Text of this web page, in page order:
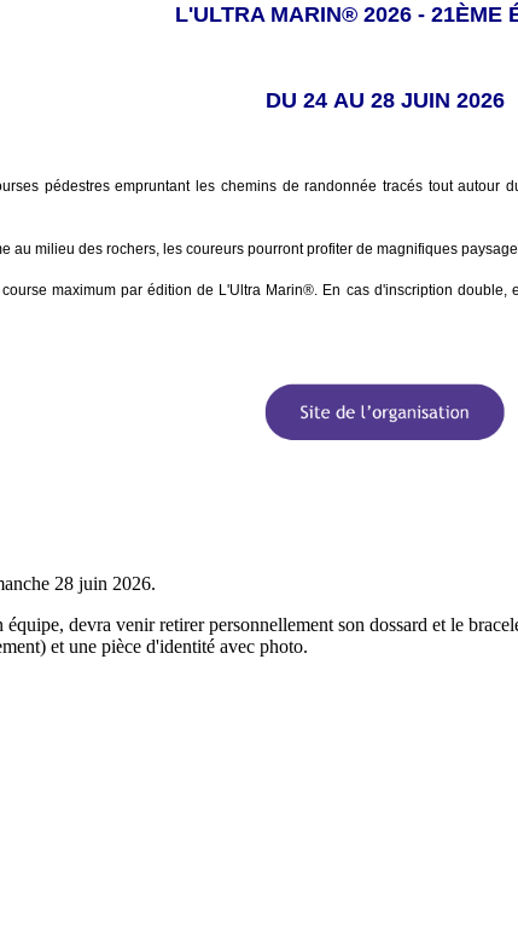
L'ULTRA MARIN® 2026 - 21ÈME
DU 24 AU 28 JUIN 2026
pédestres empruntant les chemins de randonnée tracés tout
au milieu des rochers, les coureurs pourront profiter de magnifiques
maximum par édition de L'Ultra Marin®. En cas d'inscription
28 juin 2026.
devra venir retirer personnellement son dossard et le
et une pièce d'identité avec photo.